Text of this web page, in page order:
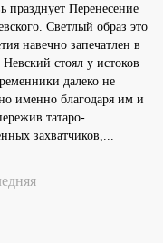
празднует Перенесение
Светлый образ это
навечно запечатлен в
стоял у истоков
далеко не
именно благодаря им и
татаро-
захватчиков,...